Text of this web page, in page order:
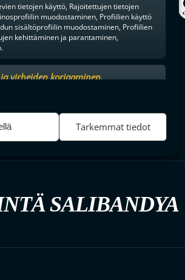
tietojen käyttö, Rajoitettujen tietojen
muodostaminen, Profiilien käyttö
sisältöprofiilin muodostaminen, Profiilien
kehittäminen ja parantaminen,
virheiden korjaaminen,
ja ilmaise
Tarkemmat tiedot
SALIBANDYA